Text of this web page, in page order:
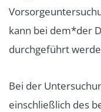
kann bei dem*der
durchgeführt
Bei der
einschließlich des